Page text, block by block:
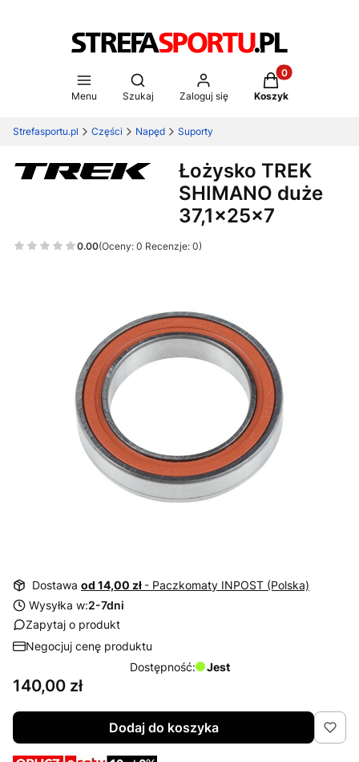
Menu
Otwórz wyszukiwarkę
Szukaj Zaloguj się
Produkty w
Koszyk
Strefasportu.pl Części Napęd Suporty
Łożysko TREK
SHIMANO duże
37,1x25x7
0.00(Oceny: 0 Recenzje: 0)
Dostawa od 14,00 zł - Paczkomaty INPOST (Polska)
Wysyłka w:2-7dni
Zapytaj o produkt
Negocjuj cenę produktu
Dostępność:
Jest
Cena
140,00 zł
Dodaj do koszyka